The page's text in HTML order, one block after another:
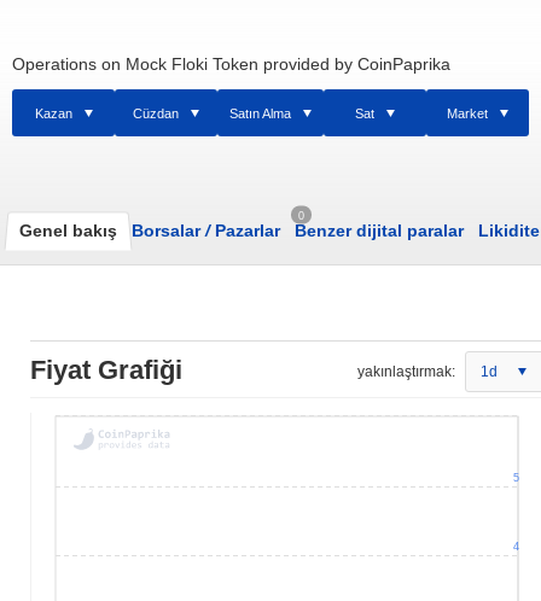
Operations on Mock Floki Token provided by CoinPaprika
Kazan Cüzdan Satın Alma Sat Market
Genel bakış Borsalar/Pazarlar
0
Benzer dijital paralar Likidite
Fiyat Grafiği yakınlaştırmak: 1d
4
5